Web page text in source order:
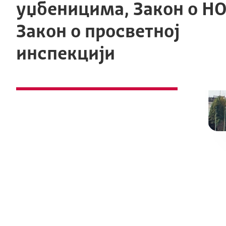
уџбеницима, Закон о
Закон о просветној
инспекцији